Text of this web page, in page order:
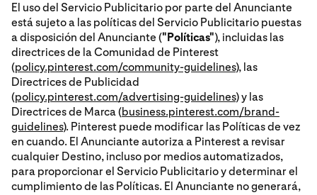
El uso del Servicio Publicitario por parte del Anunciante
está sujeto a las políticas del Servicio Publicitario puestas
a disposición del Anunciante ("Políticas"), incluidas las
directrices de la Comunidad de Pinterest
(policy.pinterest.com/community-guidelines), las
Directrices de Publicidad
(policy.pinterest.com/advertising-guidelines) y las
Directrices de Marca (business.pinterest.com/brand-
guidelines). Pinterest puede modificar las Políticas de vez
en cuando. El Anunciante autoriza a Pinterest a revisar
cualquier Destino, incluso por medios automatizados,
para proporcionar el Servicio Publicitario y determinar el
cumplimiento de las Políticas. El Anunciante no generará,